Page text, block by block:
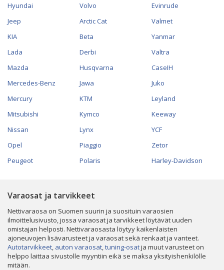
Hyundai
Jeep
KIA
Lada
Mazda
Mercedes-Benz
Mercury
Mitsubishi
Nissan
Opel
Peugeot
Volvo
Arctic Cat
Beta
Derbi
Husqvarna
Jawa
KTM
Kymco
Lynx
Piaggio
Polaris
Evinrude
Valmet
Yanmar
Valtra
CaseIH
Juko
Leyland
Keeway
YCF
Zetor
Harley-Davidson
Varaosat ja tarvikkeet
Nettivaraosa on Suomen suurin ja suosituin varaosien
ilmoittelusivusto, jossa varaosat ja tarvikkeet löytävät uuden
omistajan helposti. Nettivaraosasta löytyy kaikenlaisten
ajoneuvojen lisävarusteet ja varaosat sekä renkaat ja vanteet.
Autotarvikkeet, auton varaosat,tuning-osatja muut varusteet on
helppo laittaa sivustolle myyntiin eikä se maksa yksityishenkilölle
mitään.